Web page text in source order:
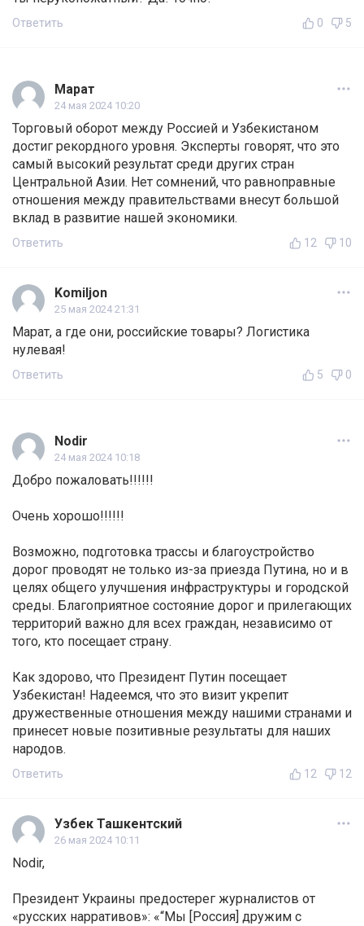
Ответить 0 5
Марат
24 мая 2024 10:20
Торговый оборот между Россией и Узбекистаном
достиг рекордного уровня. Эксперты говорят, что это
самый высокий результат среди других стран
Центральной Азии. Нет сомнений, что равноправные
отношения между правительствами внесут большой
вклад в развитие нашей экономики.
Ответить 12 10
Komiljon
25 мая 2024 21:31
Марат, а где они, российские товары? Логистика
нулевая!
Ответить 5 0
Nodir
24 мая 2024 10:18
Добро пожаловать!!!!!!
Очень хорошо!!!!!!
Возможно, подготовка трассы и благоустройство
дорог проводят не только из-за приезда Путина, но и в
целях общего улучшения инфраструктуры и городской
среды. Благоприятное состояние дорог и прилегающих
территорий важно для всех граждан, независимо от
того, кто посещает страну.
Как здорово, что Президент Путин посещает
Узбекистан! Надеемся, что это визит укрепит
дружественные отношения между нашими странами и
принесет новые позитивные результаты для наших
народов.
Ответить 12 12
Узбек Ташкентский
26 мая 2024 10:11
Nodir,
Президент Украины предостерег журналистов от
«русских нарративов»: «“Мы [Россия] дружим с